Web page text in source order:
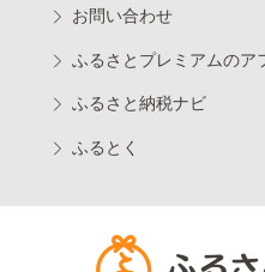
お問い合わせ
ふるさとプレミアムのア
ふるさと納税ナビ
ふるとく